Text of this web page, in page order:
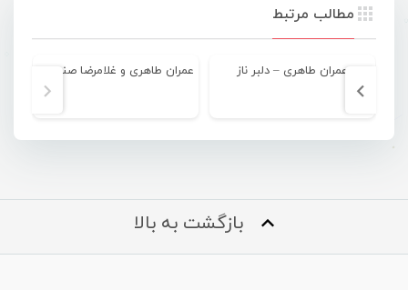
مطالب مرتبط
عمران طاهری – دلبر ناز
بازگشت به بالا